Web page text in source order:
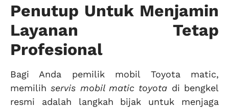
Penutup Untuk Menjamin
Layanan Tetap
Profesional
Bagi Anda pemilik mobil Toyota matic,
memilihservis mobil matic toyota di bengkel
resmi adalah langkah bijak untuk menjaga